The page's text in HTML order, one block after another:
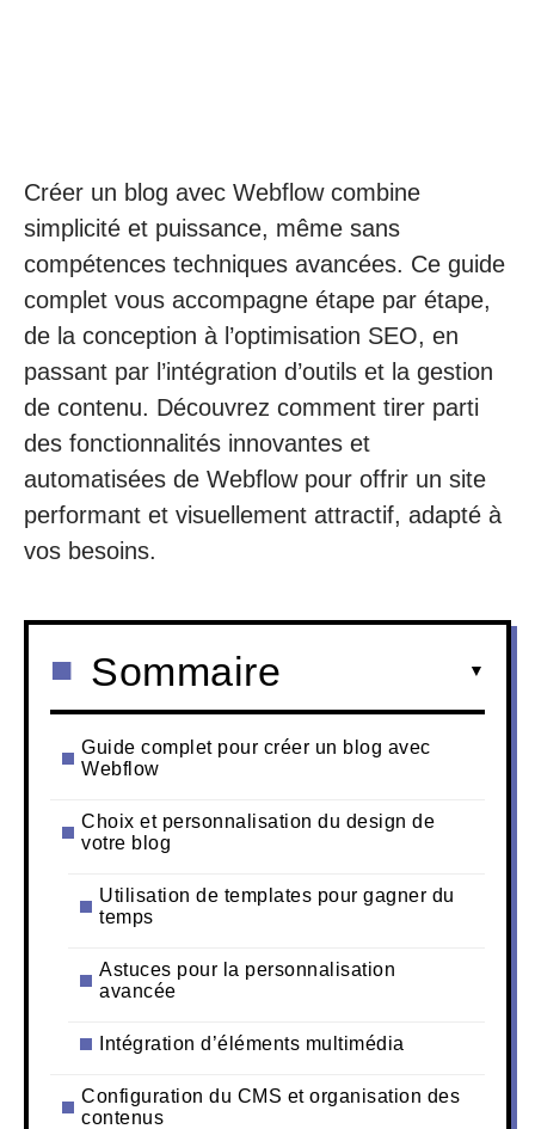
Créer un blog avec Webflow combine
simplicité et puissance, même sans
compétences techniques avancées. Ce guide
complet vous accompagne étape par étape,
de la conception à l’optimisation SEO, en
passant par l’intégration d’outils et la gestion
de contenu. Découvrez comment tirer parti
des fonctionnalités innovantes et
automatisées de Webflow pour offrir un site
performant et visuellement attractif, adapté à
vos besoins.
Sommaire
Guide complet pour créer un blog avec
Webflow
Choix et personnalisation du design de
votre blog
Utilisation de templates pour gagner du
temps
Astuces pour la personnalisation
avancée
Intégration d’éléments multimédia
Configuration du CMS et organisation des
contenus